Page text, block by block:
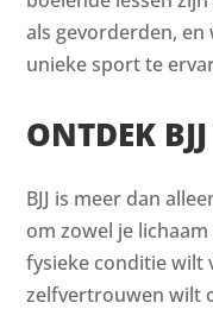
als gevorderden,
unieke sport te
ONTDEK
BJJ is meer dan
om zowel je
fysieke conditie wilt
zelfvertrouwen wilt